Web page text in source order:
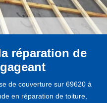
réparation de
de couverture sur 69620 à
en réparation de toiture,